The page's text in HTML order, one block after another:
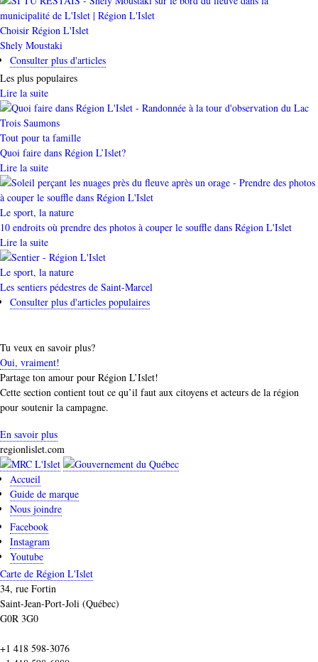
Catégorie
Choisir Région L'Islet
Shely Moustaki
Consulter plus d'articles
Les plus populaires
Lire la suite
Catégorie
Tout pour ta famille
Quoi faire dans Région L’Islet?
Lire la suite
Catégorie
Le sport, la nature
10 endroits où prendre des photos à couper le souffle dans Région L'Islet
Lire la suite
Catégorie
Le sport, la nature
Les sentiers pédestres de Saint-Marcel
Consulter plus d'articles populaires
Tu veux en savoir plus?
Oui, vraiment!
Partage ton amour pour Région L’Islet!
Cette section contient tout ce qu’il faut aux citoyens et acteurs de la région
pour soutenir la campagne.
En savoir plus
regionlislet.com
Accueil
Guide de marque
Nous joindre
Facebook
Instagram
Youtube
Carte de Région L'Islet
34, rue Fortin
Saint-Jean-Port-Joli (Québec)
G0R 3G0
+1 418 598-3076